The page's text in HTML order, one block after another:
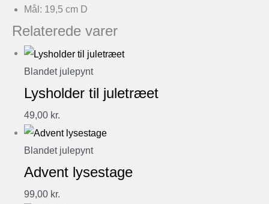
Mål: 19,5 cm D
Relaterede varer
Blandet julepynt
Lysholder til juletræet
49,00 kr.
Blandet julepynt
Advent lysestage
99,00 kr.